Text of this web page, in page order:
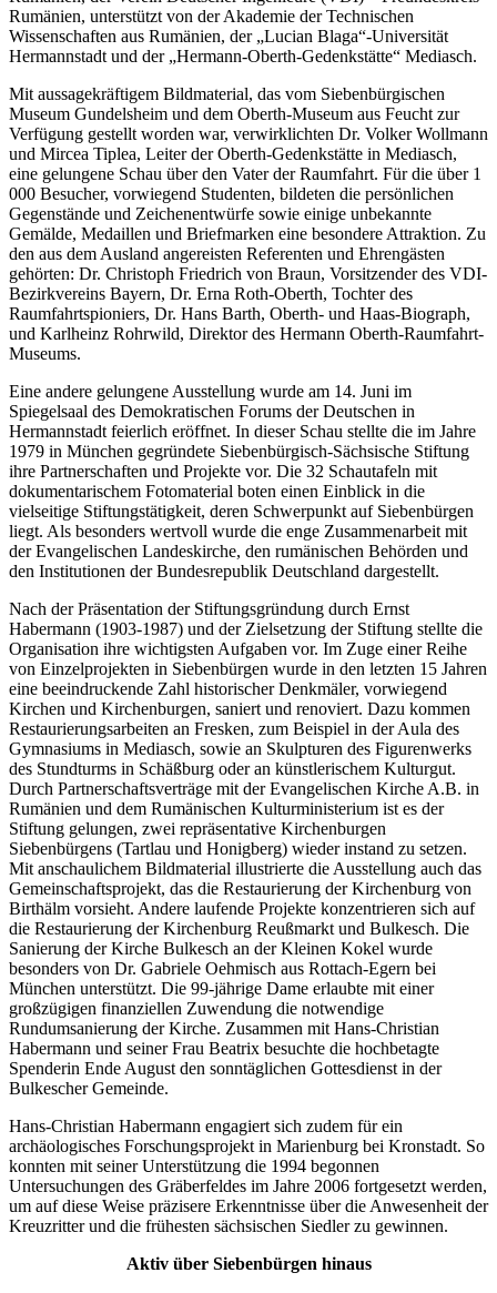
Rumänien, unterstützt von der Akademie der Technischen
Wissenschaften aus Rumänien, der „Lucian Blaga“-Universität
Hermannstadt und der „Hermann-Oberth-Gedenkstätte“ Mediasch.
Mit aussagekräftigem Bildmaterial, das vom Siebenbürgischen
Museum Gundelsheim und dem Oberth-Museum aus Feucht zur
Verfügung gestellt worden war, verwirklichten Dr. Volker Wollmann
und Mircea Tiplea, Leiter der Oberth-Gedenkstätte in Mediasch,
eine gelungene Schau über den Vater der Raumfahrt. Für die über 1
000 Besucher, vorwiegend Studenten, bildeten die persönlichen
Gegenstände und Zeichenentwürfe sowie einige unbekannte
Gemälde, Medaillen und Briefmarken eine besondere Attraktion. Zu
den aus dem Ausland angereisten Referenten und Ehrengästen
gehörten: Dr. Christoph Friedrich von Braun, Vorsitzender des VDI-
Bezirkvereins Bayern, Dr. Erna Roth-Oberth, Tochter des
Raumfahrtspioniers, Dr. Hans Barth, Oberth- und Haas-Biograph,
und Karlheinz Rohrwild, Direktor des Hermann Oberth-Raumfahrt-
Museums.
Eine andere gelungene Ausstellung wurde am 14. Juni im
Spiegelsaal des Demokratischen Forums der Deutschen in
Hermannstadt feierlich eröffnet. In dieser Schau stellte die im Jahre
1979 in München gegründete Siebenbür­gisch-Sächsische Stiftung
ihre Partnerschaften und Projekte vor. Die 32 Schautafeln mit
dokumentarischem Fotomaterial boten einen Einblick in die
vielseitige Stiftungstätigkeit, deren Schwerpunkt auf Siebenbürgen
liegt. Als besonders wertvoll wurde die enge Zusammenarbeit mit
der Evangelischen Landeskirche, den rumänischen Behörden und
den Institutionen der Bun­desrepublik Deutschland dargestellt.
Nach der Präsentation der Stiftungsgründung durch Ernst
Habermann (1903-1987) und der Zielsetzung der Stiftung stellte die
Organisation ihre wichtigsten Aufgaben vor. Im Zuge einer Reihe
von Einzelprojekten in Siebenbürgen wurde in den letzten 15 Jahren
eine beeindruckende Zahl historischer Denkmäler, vorwiegend
Kirchen und Kirchenburgen, saniert und renoviert. Dazu kommen
Restaurierungsarbeiten an Fresken, zum Beispiel in der Aula des
Gymnasiums in Mediasch, sowie an Skulpturen des Figurenwerks
des Stundturms in Schäßburg oder an künstlerischem Kulturgut.
Durch Partnerschaftsverträge mit der Evangelischen Kirche A.B. in
Rumänien und dem Rumänischen Kulturministerium ist es der
Stiftung gelungen, zwei repräsentative Kirchenburgen
Siebenbürgens (Tartlau und Honigberg) wieder instand zu setzen.
Mit anschaulichem Bildmaterial illustrierte die Ausstellung auch das
Gemeinschaftsprojekt, das die Restaurierung der Kirchenburg von
Birthälm vorsieht. Andere laufende Projekte konzentrieren sich auf
die Restaurierung der Kirchenburg Reußmarkt und Bulkesch. Die
Sanierung der Kirche Bulkesch an der Kleinen Kokel wurde
besonders von Dr. Gabriele Oehmisch aus Rottach-Egern bei
München unterstützt. Die 99-jährige Dame erlaubte mit einer
großzügigen finanziellen Zuwendung die notwendige
Rundumsanierung der Kirche. Zusammen mit Hans-Christian
Habermann und seiner Frau Beatrix besuchte die hochbetagte
Spenderin Ende August den sonntäglichen Gottesdienst in der
Bulkescher Gemeinde.
Hans-Christian Habermann engagiert sich zudem für ein
archäologisches Forschungsprojekt in Marienburg bei Kronstadt. So
konnten mit seiner Unterstützung die 1994 begonnen
Untersuchungen des Gräberfeldes im Jahre 2006 fortgesetzt werden,
um auf diese Weise präzisere Erkenntnisse über die Anwesenheit der
Kreuzritter und die frühesten sächsischen Siedler zu gewinnen.
Aktiv über Siebenbürgen hinaus